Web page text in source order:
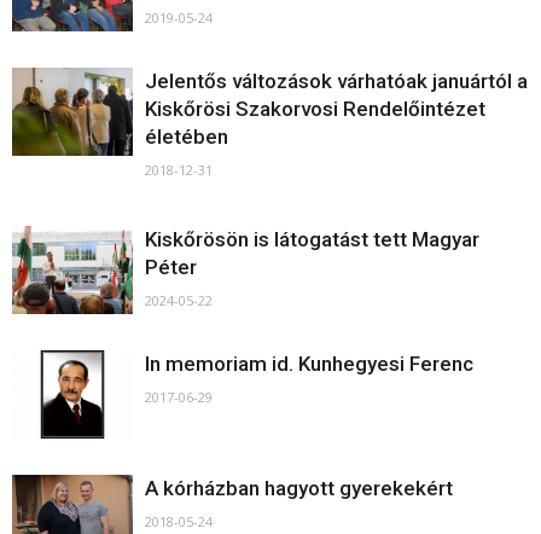
2019-05-24
Jelentős változások várhatóak januártól a
Kiskőrösi Szakorvosi Rendelőintézet
életében
2018-12-31
Kiskőrösön is látogatást tett Magyar
Péter
2024-05-22
In memoriam id. Kunhegyesi Ferenc
2017-06-29
A kórházban hagyott gyerekekért
2018-05-24